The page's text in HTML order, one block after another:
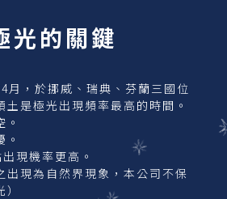
光的關鍵
月，於挪威、瑞典、芬蘭三國位
土是極光出現頻率最高的時間。
現機率更高。
出現為自然界現象，本公司不保